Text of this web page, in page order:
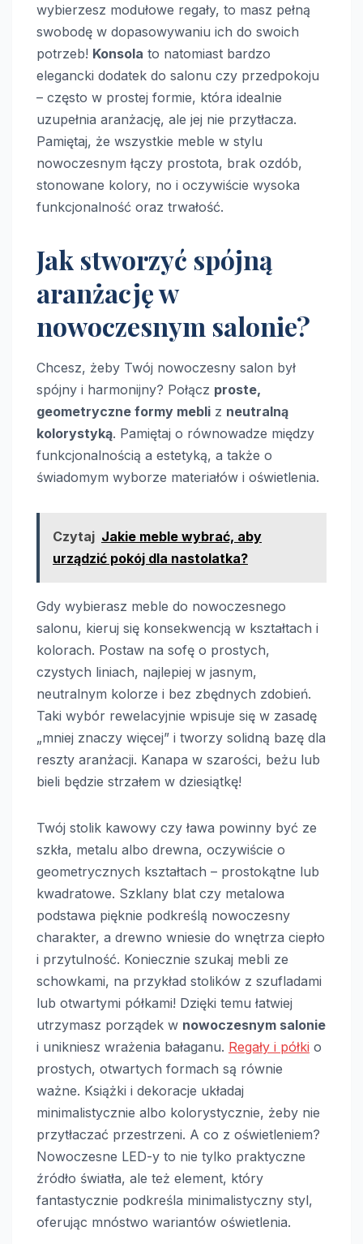
wybierzesz modułowe regały, to masz pełną
swobodę w dopasowywaniu ich do swoich
potrzeb! Konsola to natomiast bardzo
elegancki dodatek do salonu czy przedpokoju
– często w prostej formie, która idealnie
uzupełnia aranżację, ale jej nie przytłacza.
Pamiętaj, że wszystkie meble w stylu
nowoczesnym łączy prostota, brak ozdób,
stonowane kolory, no i oczywiście wysoka
funkcjonalność oraz trwałość.
Jak stworzyć spójną
aranżację w
nowoczesnym salonie?
Chcesz, żeby Twój nowoczesny salon był
spójny i harmonijny? Połącz proste,
geometryczne formy mebli z neutralną
kolorystyką. Pamiętaj o równowadze między
funkcjonalnością a estetyką, a także o
świadomym wyborze materiałów i oświetlenia.
Czytaj Jakie meble wybrać, aby
urządzić pokój dla nastolatka?
Gdy wybierasz meble do nowoczesnego
salonu, kieruj się konsekwencją w kształtach i
kolorach. Postaw na sofę o prostych,
czystych liniach, najlepiej w jasnym,
neutralnym kolorze i bez zbędnych zdobień.
Taki wybór rewelacyjnie wpisuje się w zasadę
„mniej znaczy więcej” i tworzy solidną bazę dla
reszty aranżacji. Kanapa w szarości, beżu lub
bieli będzie strzałem w dziesiątkę!
Twój stolik kawowy czy ława powinny być ze
szkła, metalu albo drewna, oczywiście o
geometrycznych kształtach – prostokątne lub
kwadratowe. Szklany blat czy metalowa
podstawa pięknie podkreślą nowoczesny
charakter, a drewno wniesie do wnętrza ciepło
i przytulność. Koniecznie szukaj mebli ze
schowkami, na przykład stolików z szufladami
lub otwartymi półkami! Dzięki temu łatwiej
utrzymasz porządek w nowoczesnym salonie
i unikniesz wrażenia bałaganu. Regały i półki o
prostych, otwartych formach są równie
ważne. Książki i dekoracje układaj
minimalistycznie albo kolorystycznie, żeby nie
przytłaczać przestrzeni. A co z oświetleniem?
Nowoczesne LED-y to nie tylko praktyczne
źródło światła, ale też element, który
fantastycznie podkreśla minimalistyczny styl,
oferując mnóstwo wariantów oświetlenia.